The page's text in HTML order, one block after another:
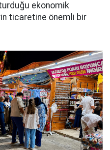
ekonomik
ticaretine önemli bir